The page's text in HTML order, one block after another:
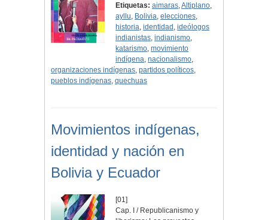
Etiquetas: aimaras,Altiplano,
ayllu, Bolivia,elecciones,
historia,identidad ,ideólogos
indianistas,indianismo,
katarismo,movimiento
indígena,nacionalismo,
organizaciones indígenas, partidos políticos,
pueblos indígenas, quechuas
Movimientos indígenas,
identidad y nación en
Bolivia y Ecuador
[01]
Cap. I / Republicanismo y